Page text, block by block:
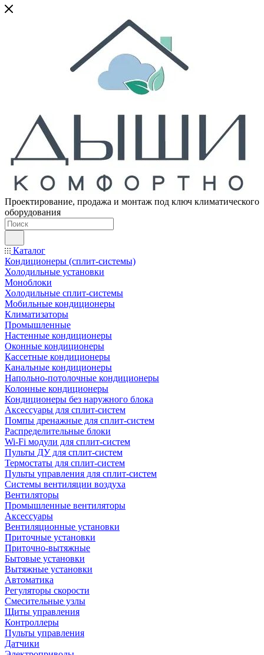
Проектирование, продажа и монтаж под ключ климатического
оборудования
Каталог
Кондиционеры (сплит-системы)
Холодильные установки
Моноблоки
Холодильные сплит-системы
Мобильные кондиционеры
Климатизаторы
Промышленные
Настенные кондиционеры
Оконные кондиционеры
Кассетные кондиционеры
Канальные кондиционеры
Напольно-потолочные кондиционеры
Колонные кондиционеры
Кондиционеры без наружного блока
Аксессуары для сплит-систем
Помпы дренажные для сплит-систем
Распределительные блоки
Wi-Fi модули для сплит-систем
Пульты ДУ для сплит-систем
Термостаты для сплит-систем
Пульты управления для сплит-систем
Системы вентиляции воздуха
Вентиляторы
Промышленные вентиляторы
Аксессуары
Вентиляционные установки
Приточные установки
Приточно-вытяжные
Бытовые установки
Вытяжные установки
Автоматика
Регуляторы скорости
Смесительные узлы
Щиты управления
Контроллеры
Пульты управления
Датчики